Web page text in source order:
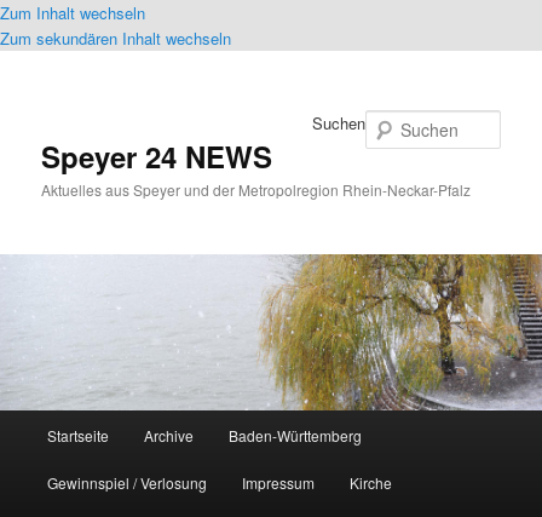
Zum Inhalt wechseln
Zum sekundären Inhalt wechseln
Speyer 24 NEWS
Aktuelles aus Speyer und der Metropolregion Rhein-Neckar-Pfalz
Suchen
Startseite Archive Baden-Württemberg
Gewinnspiel / Verlosung Impressum Kirche